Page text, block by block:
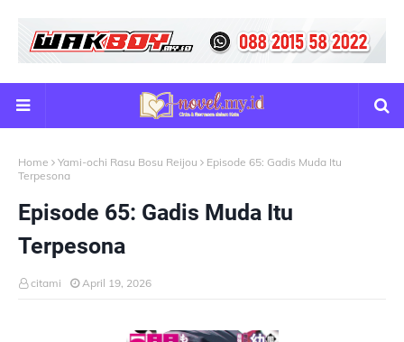
Home Yami-ochi Rasu Bosu Reijou
Episode 65: Gadis Muda Itu
Terpesona
Episode 65: Gadis Muda Itu
Terpesona
citami April 19, 2026